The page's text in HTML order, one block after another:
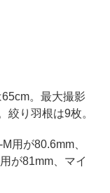
。最大撮影
絞り羽根は9枚。
用が80.6mm、
が81mm、マイ